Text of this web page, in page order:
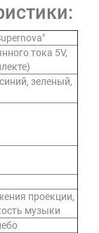
тока 5V,
зеленый,
проекции,
музыки